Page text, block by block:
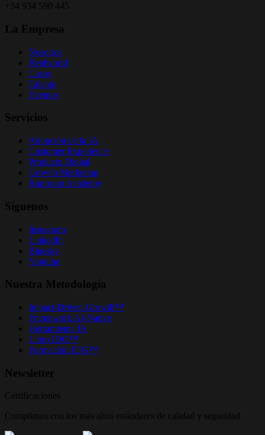
+34 934 590 445
La Empresa
Nosotros
Realworld
Casos
Talento
Eventos
Servicios
Adopción de la IA
Customer Experience
Producto Digital
Growth Marketing
Runroom Academy
Síguenos
Instagram
LinkedIn
Bluesky
Youtube
Nuestra Metodología
Impact-Driven Growth™
Framework AI-Native
Herramienta IA
Libro IDG™
Formación IDG™
Newsletter
Certificaciones
Cumplimos con los más altos estándares de calidad y seguridad